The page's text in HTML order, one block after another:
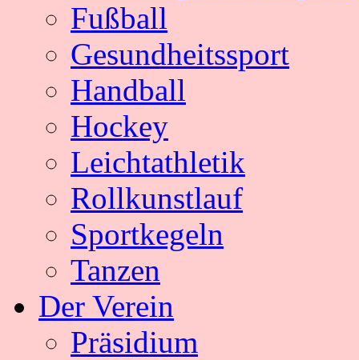
Fußball
Gesundheitssport
Handball
Hockey
Leichtathletik
Rollkunstlauf
Sportkegeln
Tanzen
Der Verein
Präsidium